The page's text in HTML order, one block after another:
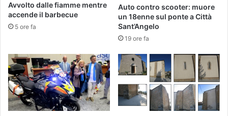
Avvolto dalle fiamme mentre
accende il barbecue
5 ore fa
Auto contro scooter: muore
un 18enne sul ponte a Città
Sant’Angelo
19 ore fa